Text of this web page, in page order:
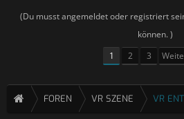
(Du musst angemeldet oder registriert
können. )
1
2 3
FOREN VR SZENE VR